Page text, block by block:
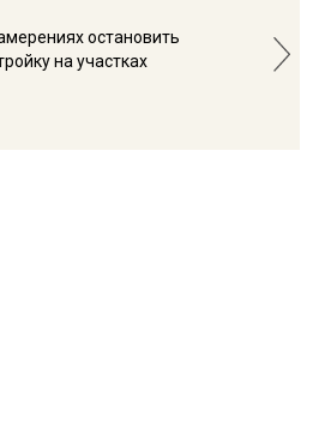
остановить
на участках